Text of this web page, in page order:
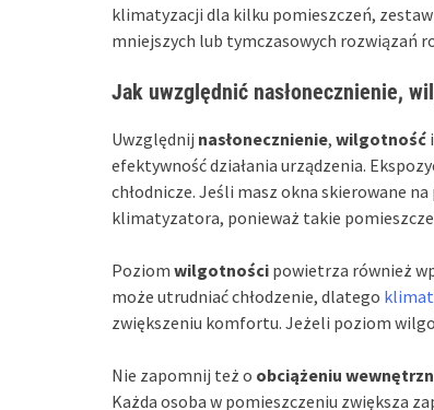
klimatyzacji dla kilku pomieszczeń,
mniejszych lub tymczasowych rozwiązań
Jak uwzględnić nasłonecznienie,
Uwzględnij nasłonecznienie, wilgotność i
efektywność działania urządzenia.
chłodnicze. Jeśli masz okna skierowane
klimatyzatora, ponieważ takie
Poziom wilgotności powietrza również
może utrudniać chłodzenie, dlatego
zwiększeniu komfortu. Jeżeli poziom
Nie zapomnij też o obciążeniu
Każda osoba w pomieszczeniu zwiększa